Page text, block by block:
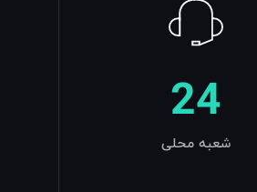
24
شعبه محلی